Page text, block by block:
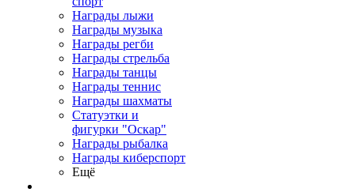
Награды лыжи
Награды музыка
Награды регби
Награды стрельба
Награды танцы
Награды теннис
Награды шахматы
Статуэтки и
фигурки "Оскар"
Награды рыбалка
Награды киберспорт
Ещё